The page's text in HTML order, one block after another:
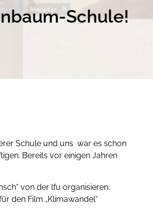
Schule!
Schule und uns war es schon
Bereits vor einigen Jahren
von der lfu organisieren.
den Film „Klimawandel“